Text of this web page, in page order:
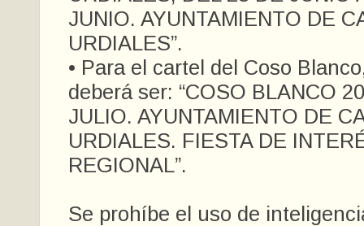
JUNIO. AYUNTAMIENTO DE
URDIALES”.
• Para el cartel del Coso
deberá ser: “COSO BLANCO
JULIO. AYUNTAMIENTO DE
URDIALES. FIESTA DE
REGIONAL”.
Se prohíbe el uso de